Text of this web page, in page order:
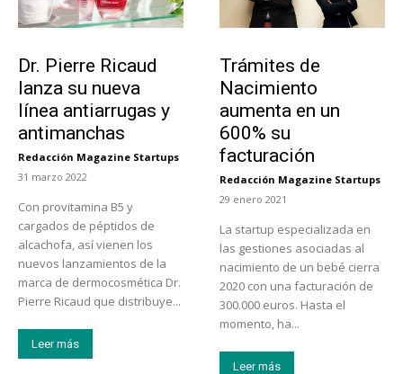
Dr. Pierre Ricaud
lanza su nueva
línea antiarrugas y
antimanchas
Redacción Magazine Startups
-
31 marzo 2022
Con provitamina B5 y
cargados de péptidos de
alcachofa, así vienen los
nuevos lanzamientos de la
marca de dermocosmética Dr.
Pierre Ricaud que distribuye...
Leer más
Trámites de
Nacimiento
aumenta en un
600% su
facturación
Redacción Magazine Startups
-
29 enero 2021
La startup especializada en
las gestiones asociadas al
nacimiento de un bebé cierra
2020 con una facturación de
300.000 euros. Hasta el
momento, ha...
Leer más